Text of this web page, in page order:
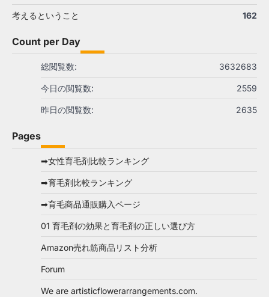
考えるということ 162
Count per Day
3632683
総閲覧数:
2559
今日の閲覧数:
2635
昨日の閲覧数:
Pages
➡女性育毛剤比較ランキング
➡育毛剤比較ランキング
➡育毛商品通販購入ページ
01 育毛剤の効果と育毛剤の正しい選び方
Amazon売れ筋商品リスト分析
Forum
We are artisticflowerarrangements.com.